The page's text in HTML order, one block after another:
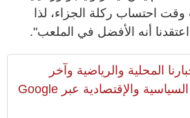
احتساب ركلة الجزاء، لذا
اعتقدنا أنه الأفضل في الملعب".
المحلية والرياضية وآخر
المستجدات السياسية والإقتصادية عبر Google